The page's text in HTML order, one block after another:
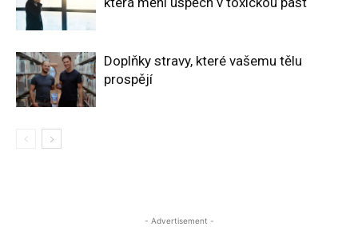
Doplňky stravy, které vašemu tělu
prospějí
- Advertisement -